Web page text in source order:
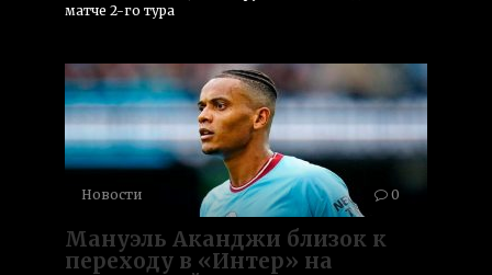
матче 2-го тура
Новости 0
Мануэль Аканджи близок к
переходу в «Интер» на